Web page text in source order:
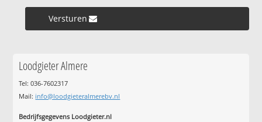
Versturen »
Loodgieter Almere
Tel: 036-7602317
Mail: info@loodgieteralmerebv.nl
Bedrijfsgegevens Loodgieter.nl